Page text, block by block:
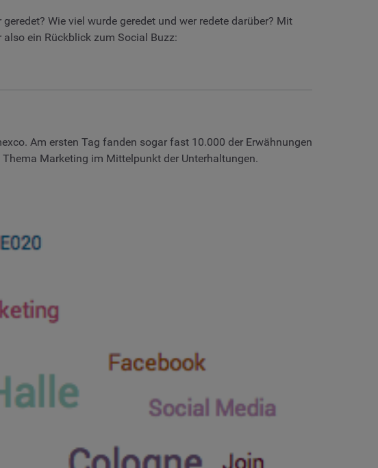
Wie viel wurde geredet und wer redete darüber? Mit
ein Rückblick zum Social Buzz:
Am ersten Tag fanden sogar fast 10.000 der Erwähnungen
Marketing im Mittelpunkt der Unterhaltungen.